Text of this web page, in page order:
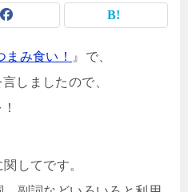
み食い！
』で、
しましたので、
してです。